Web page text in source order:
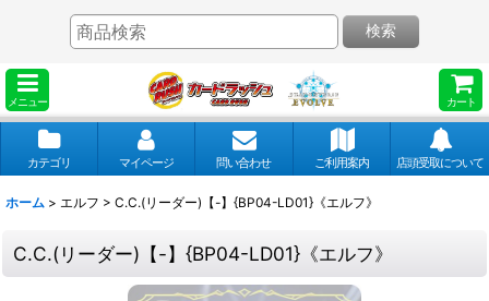
メニュー カート
検索
カテゴリ マイページ 問い合わせ ご利用案内 店頭受取について
ホーム > エルフ > C.C.(リーダー)【-】{BP04-LD01}《エルフ》
C.C.(リーダー)【-】{BP04-LD01}《エルフ》